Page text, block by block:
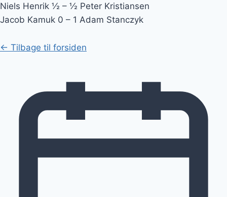
Niels Henrik ½ – ½ Peter Kristiansen
Jacob Kamuk 0 – 1 Adam Stanczyk
← Tilbage til forsiden